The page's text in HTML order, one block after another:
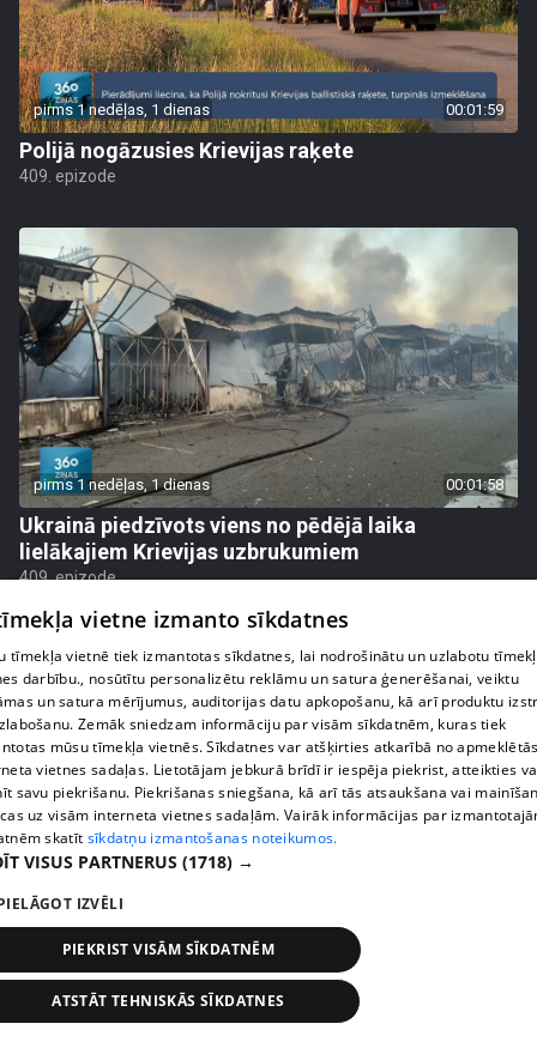
pirms 1 nedēļas, 1 dienas 00:01:59
Polijā nogāzusies Krievijas raķete
409. epizode
pirms 1 nedēļas, 1 dienas 00:01:58
Ukrainā piedzīvots viens no pēdējā laika
lielākajiem Krievijas uzbrukumiem
409. epizode
Melleņu zelta drudzis: kas nosaka iepirkuma
cenu?
409. epizode
vietne izmanto sīkdatnes
tīmekļa vietnē tiek izmantotas sīkdatnes, lai nodrošinātu un uzlabotu
darbību., nosūtītu personalizētu reklāmu un satura ģenerēšanai, veiktu
un satura mērījumus, auditorijas datu apkopošanu, kā arī produktu
Zemāk sniedzam informāciju par visām sīkdatnēm, kuras tiek
mūsu tīmekļa vietnēs. Sīkdatnes var atšķirties atkarībā no
vietnes sadaļas. Lietotājam jebkurā brīdī ir iespēja piekrist, atteikties
savu piekrišanu. Piekrišanas sniegšana, kā arī tās atsaukšana vai
uz visām interneta vietnes sadaļām. Vairāk informācijas par
skatīt sīkdatņu izmantošanas noteikumos.
VISUS PARTNERUS (1718) →
IZVĒLI
PIEKRIST VISĀM SĪKDATNĒM
ATSTĀT TEHNISKĀS SĪKDATNES